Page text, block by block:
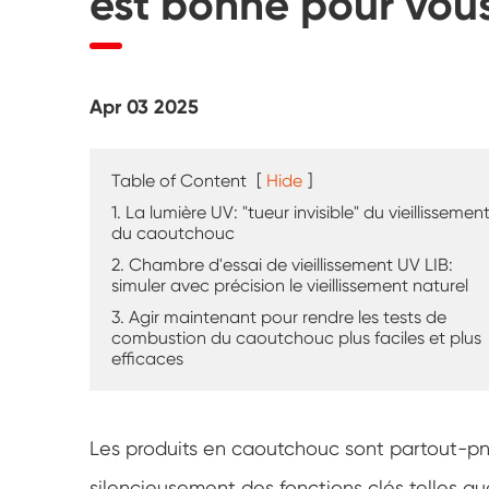
Testeur d'altération UV
Chambre d'essai de pluie
Chambre de plain-pied
Chambre d'essai spéciale
Équipement de test IP
Apr 03 2025
Table of Content [ Hide ]
1. La lumière UV: "tueur invisible" du vieillissement
du caoutchouc
2. Chambre d'essai de vieillissement UV LIB:
simuler avec précision le vieillissement naturel
3. Agir maintenant pour rendre les tests de
combustion du caoutchouc plus faciles et plus
efficaces
Les produits en caoutchouc sont partout-